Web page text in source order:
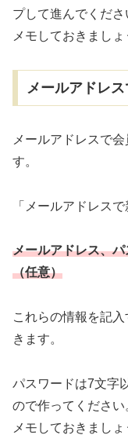
プして進んでくだ
メモしておきましょ
メールアドレ
メールアドレスで
す。
「メールアドレス
メールアドレス、
（任意）
これらの情報を記
きます。
パスワードは7文字
ので作ってくださ
メモしておきましょ